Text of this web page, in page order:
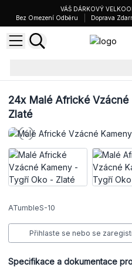
VÁŠ DÁRKOVÝ
Bez Omezení Odběru
Doprava
24xMalé Africké Vzácné
Zlaté
ATumbleS-10
Přihlaste se nebo se
Specifikace a dokumentace